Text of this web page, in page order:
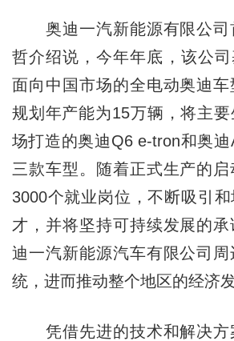
奥迪一汽新能源有限公司
哲介绍说，今年年底，该公司
面向中国市场的全电动奥迪车
规划年产能为15万辆，将主
场打造的奥迪Q6 e-tron和奥
三款车型。随着正式生产的
3000个就业岗位，不断吸引
才，并将坚持可持续发展的
迪一汽新能源汽车有限公司
统，进而推动整个地区的经济发
凭借先进的技术和解决方